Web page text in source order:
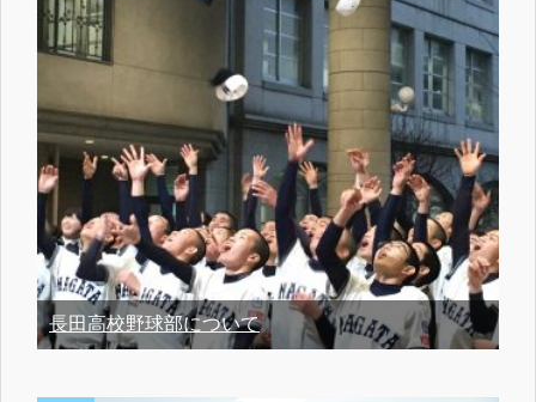
長田高校野球部について